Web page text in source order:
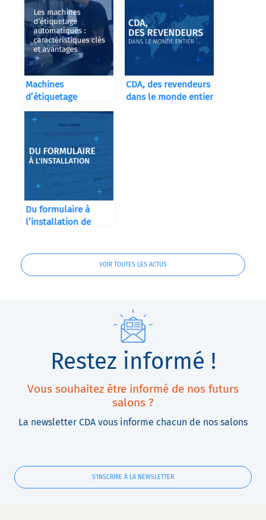
Machines
d’étiquetage
automatiques CDA
CDA, des revendeurs
dans le monde entier
Du formulaire à
l’installation de
VOIR TOUTES LES ACTUS
Restez informé !
Vous souhaitez être informé de nos futurs
salons ?
La newsletter CDA vous informe chacun de nos salons
S'INSCRIRE À LA NEWSLETTER